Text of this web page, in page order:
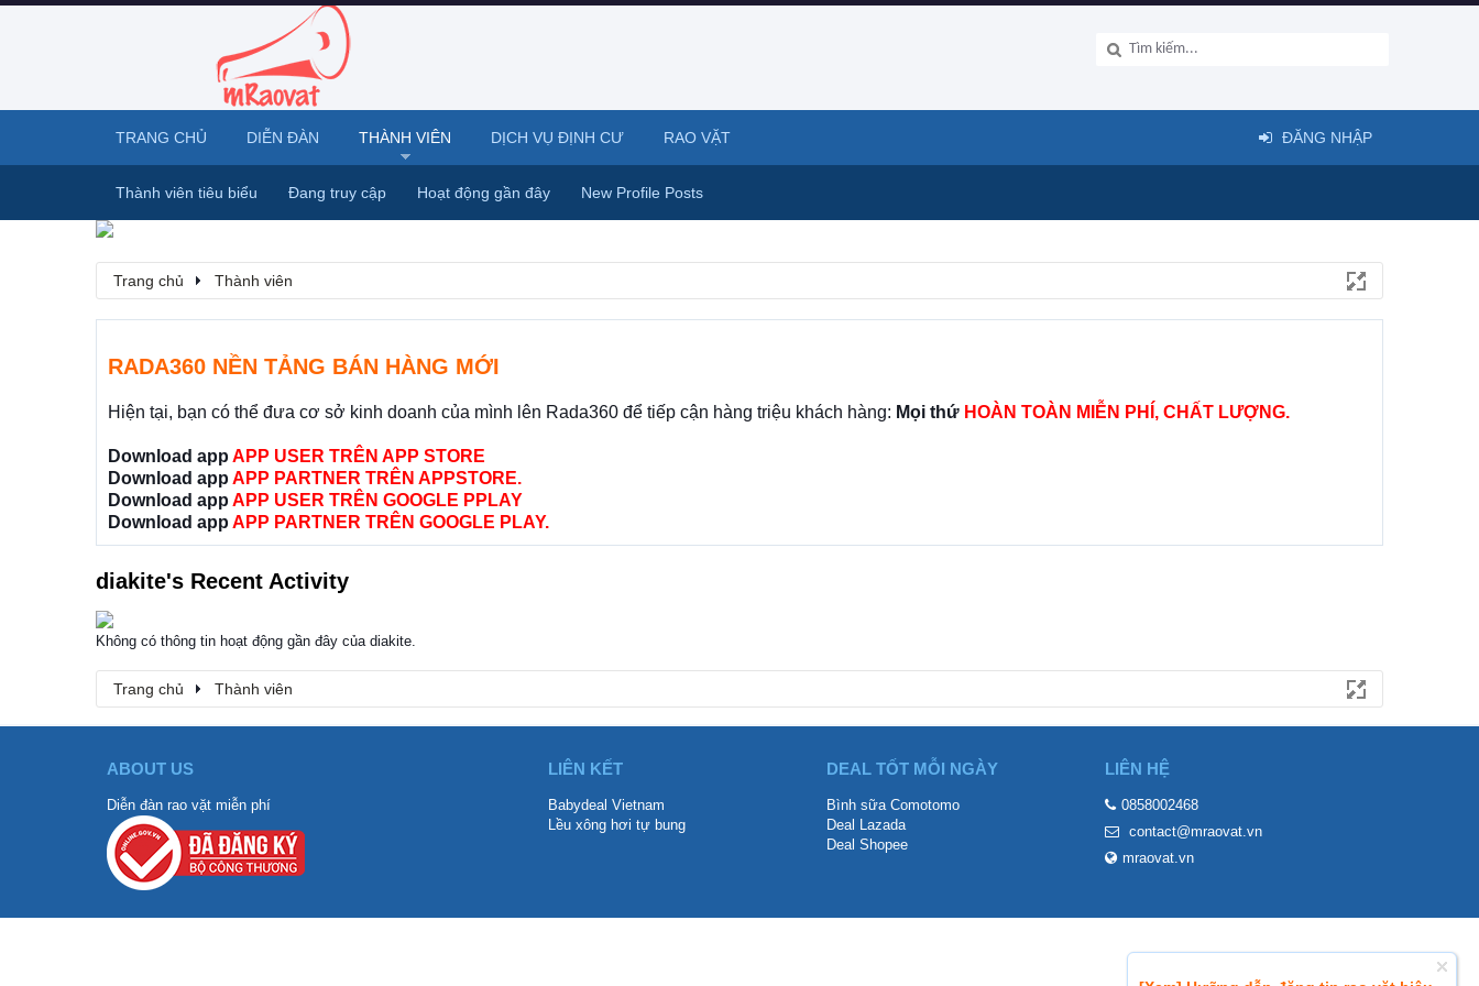
Trang chủ Thành viên
RADA360 NỀN TẢNG BÁN HÀNG MỚI
Hiện tại, bạn có thể đưa cơ sở kinh doanh của mình lên Rada360 để tiếp cận hàng triệu khách hàng: Mọi thứ HOÀN TOÀN MIỄN PHÍ, CHẤT LƯỢNG.
Download app APP USER TRÊN APP STORE
Download app APP PARTNER TRÊN APPSTORE.
Download app APP USER TRÊN GOOGLE PPLAY
Download app APP PARTNER TRÊN GOOGLE PLAY.
diakite's Recent Activity
Không có thông tin hoạt động gần đây của diakite.
Trang chủ Thành viên
TRANG CHỦ DIỄN ĐÀN THÀNH VIÊN
Thành viên tiêu biểu Đang truy cập Hoạt động gần đây New Profile Posts
DỊCH VỤ ĐỊNH CƯ RAO VẶT ĐĂNG NHẬP
ABOUT US
Diễn đàn rao vặt miễn phí
LIÊN KẾT
Babydeal Vietnam
Lều xông hơi tự bung
DEAL TỐT MỖI NGÀY
Bình sữa Comotomo
Deal Lazada
Deal Shopee
LIÊN HỆ
0858002468
contact@mraovat.vn
mraovat.vn